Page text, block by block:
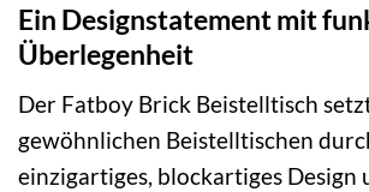
Ein Designstatement mit
Überlegenheit
Der Fatboy Brick Beistelltisch
gewöhnlichen Beistelltischen
einzigartiges, blockartiges Design